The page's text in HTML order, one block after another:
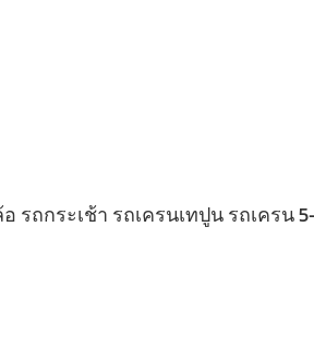
รถกระเช้า รถเครนเทปูน รถเครน